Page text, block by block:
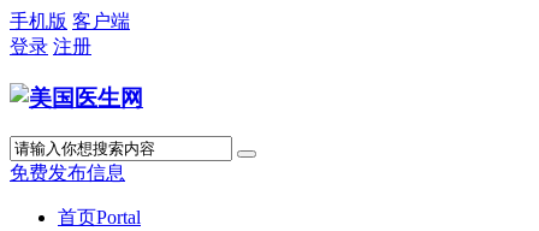
手机版 客户端
登录 注册
免费发布信息
首页Portal